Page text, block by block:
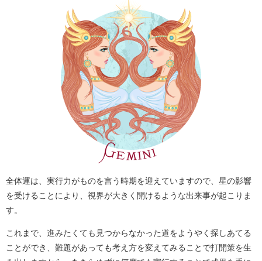
全体運は、実行力がものを言う時期を迎えていますので、星の影響
を受けることにより、視界が大きく開けるような出来事が起こりま
す。
これまで、進みたくても見つからなかった道をようやく探しあてる
ことができ、難題があっても考え方を変えてみることで打開策を生